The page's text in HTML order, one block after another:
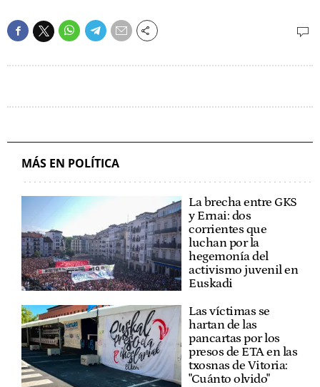
MÁS EN POLÍTICA
La brecha entre GKS
y Ernai: dos
corrientes que
luchan por la
hegemonía del
activismo juvenil en
Euskadi
Las víctimas se
hartan de las
pancartas por los
presos de ETA en las
txosnas de Vitoria:
"Cuánto olvido"